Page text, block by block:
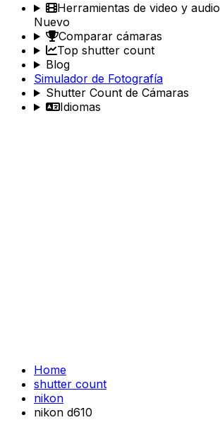
Herramientas de video y audio
Nuevo
Comparar cámaras
Top shutter count
Blog
Simulador de Fotografía
Shutter Count de Cámaras
Idiomas
Home
shutter count
nikon
nikon d610